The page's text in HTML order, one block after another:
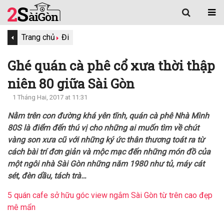
Trang chủ Đi
Ghé quán cà phê cổ xưa thời thập
niên 80 giữa Sài Gòn
1 Tháng Hai, 2017 at 11:31
Nằm trên con đường khá yên tĩnh, quán cà phê Nhà Mình
80S là điểm đến thú vị cho những ai muốn tìm về chút
vàng son xưa cũ với những ký ức thân thương toát ra từ
cách bài trí đơn giản và mộc mạc đến những món đồ của
một ngôi nhà Sài Gòn những năm 1980 như tủ, máy cát
sét, đèn dầu, tách trà…
5 quán cafe sở hữu góc view ngắm Sài Gòn từ trên cao đẹp
mê mẩn